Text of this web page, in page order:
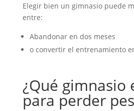
Elegir bien un gimnasio puede
entre:
Abandonar en dos meses
o convertir el entrenamiento
¿Qué gimnasio
para perder